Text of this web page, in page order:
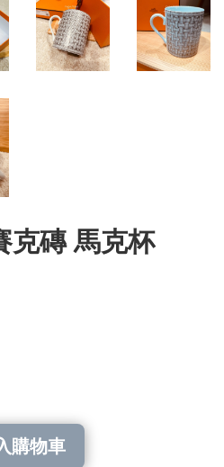
克磚 馬克杯
購物車